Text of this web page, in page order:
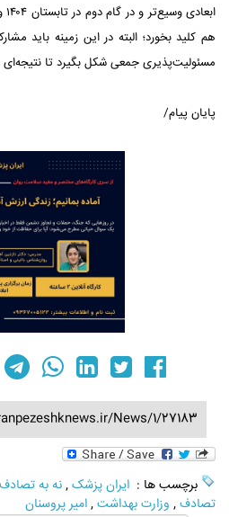
هم کلید بخورد؛ البته در این زمینه باید
مسئولیت‌پذیری جمعی شکل بگیرد تا نتیجه‌ای
پایان پیام/
News/1/27183
برچسب ها : ایران پزشک,نه به تصادف
تصادف, وزارت بهداشت,امیر پروسنان